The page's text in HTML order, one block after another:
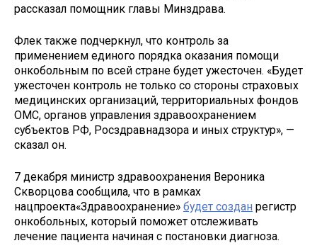
рассказал помощник главы Минздрава.
Флек также подчеркнул, что контроль за
применением единого порядка оказания помощи
онкобольным по всей стране будет ужесточен. «Будет
ужесточен контроль не только со стороны страховых
медицинских организаций, территориальных фондов
ОМС, органов управления здравоохранением
субъектов РФ, Росздравнадзора и иных структур», —
сказал он.
7 декабря министр здравоохранения Вероника
Скворцова сообщила, что в рамках
нацпроекта«Здравоохранение» будет создан регистр
онкобольных, который поможет отслеживать
лечение пациента начиная с постановки диагноза.